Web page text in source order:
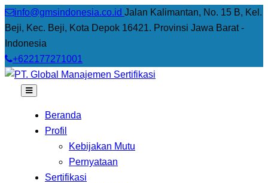
info@gmsindonesia.co.id Jalan Kalimantan, No. 15 B, Kel.
Beji, Kec. Beji, Kota Depok 16421. Provinsi Jawa Barat -
Indonesia
+622177271001
Beranda
Profil
Kebijakan Mutu
Pernyataan
Sertifikasi